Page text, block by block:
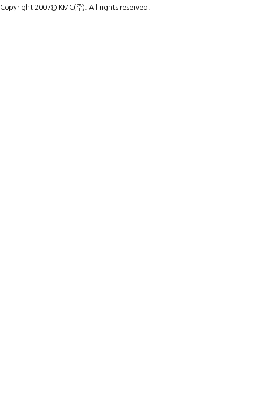
Copyright 2007© KMC(주). All rights reserved.